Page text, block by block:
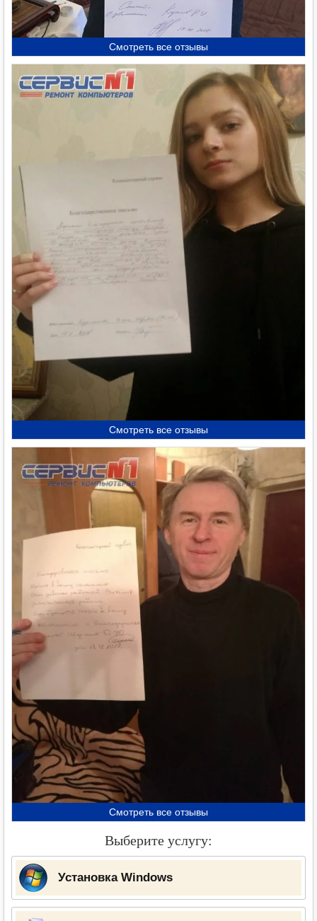
Смотреть все отзывы
Смотреть все отзывы
Смотреть все отзывы
Выберите услугу:
Установка Windows